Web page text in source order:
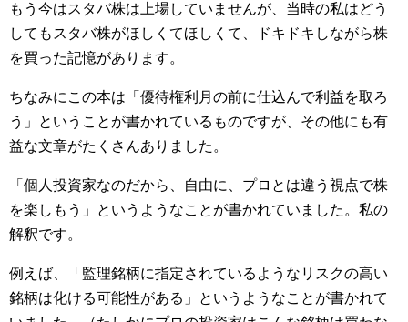
もう今はスタバ株は上場していませんが、当時の私はどう
してもスタバ株がほしくてほしくて、ドキドキしながら株
を買った記憶があります。
ちなみにこの本は「優待権利月の前に仕込んで利益を取ろ
う」ということが書かれているものですが、その他にも有
益な文章がたくさんありました。
「個人投資家なのだから、自由に、プロとは違う視点で株
を楽しもう」というようなことが書かれていました。私の
解釈です。
例えば、「監理銘柄に指定されているようなリスクの高い
銘柄は化ける可能性がある」というようなことが書かれて